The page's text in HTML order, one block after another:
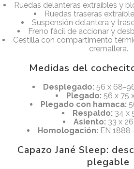
Ruedas delanteras extraíbles y
Ruedas traseras
Suspensión delantera y
Freno fácil de accionar y
Cestilla con compartimento
cremallera.
Medidas del
Desplegado:56 x 68-
Plegado: 56 x 75
Plegado con hamaca:
Respaldo:34 x
Asiento:33 x
Homologación:EN 1888-
Capazo Jané Sleep:
plegable